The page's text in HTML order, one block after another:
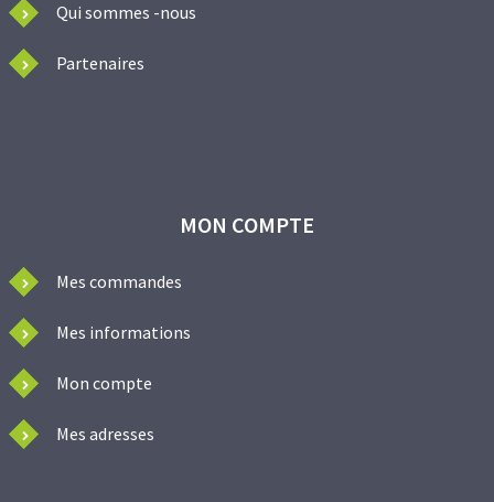
Qui sommes -nous
Partenaires
MON COMPTE
Mes commandes
Mes informations
Mon compte
Mes adresses